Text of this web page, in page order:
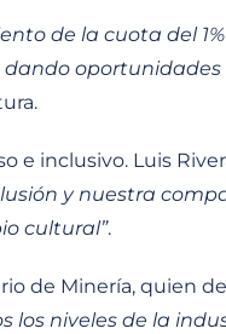
de la cuota del
e inclusivo. Luis
y nuestra
cultural”.
de Minería, quien
los niveles de la